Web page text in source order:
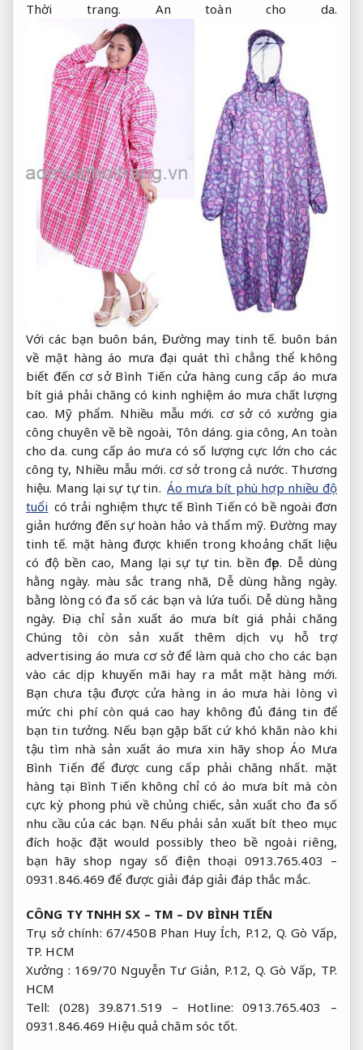
Thời trang.
An toàn cho da.
Với các bạn buôn bán, Đường may tinh tế. buôn bán
về mặt hàng áo mưa đại quát thì chẳng thể không
biết đến cơ sở Bình Tiến cửa hàng cung cấp áo mưa
bít giá phải chăng có kinh nghiệm áo mưa chất lượng
cao. Mỹ phẩm. Nhiều mẫu mới. cơ sở có xưởng gia
công chuyên về bề ngoài, Tôn dáng. gia công,An toàn
cho da. cung cấp áo mưa có số lượng cực lớn cho các
công ty, Nhiều mẫu mới. cơ sở trong cả nước. Thương
hiệu. Mang lại sự tự tin. Áo mưa bít phù hợp nhiều độ
tuổi có trải nghiệm thực tế Bình Tiến có bề ngoài đơn
giản hướng đến sự hoàn hảo và thẩm mỹ. Đường may
tinh tế. mặt hàng được khiến trong khoảng chất liệu
có độ bền cao, Mang lại sự tự tin. bền đẹp. Dễ dùng
hằng ngày. màu sắc trang nhã, Dễ dùng hằng ngày.
bằng lòng có đa số các bạn và lứa tuổi. Dễ dùng hằng
ngày. Điạ chỉ sản xuất áo mưa bít giá phải chăng
Chúng tôi còn sản xuất thêm dịch vụ hỗ trợ
advertising áo mưa cơ sở để làm quà cho cho các bạn
vào các dịp khuyến mãi hay ra mắt mặt hàng mới.
Bạn chưa tậu được cửa hàng in áo mưa hài lòng vì
mức chi phí còn quá cao hay không đủ đáng tin để
bạn tin tưởng. Nếu bạn gặp bất cứ khó khăn nào khi
tậu tìm nhà sản xuất áo mưa xin hãy shop Áo Mưa
Bình Tiến để được cung cấp phải chăng nhất. mặt
hàng tại Bình Tiến không chỉ có áo mưa bít mà còn
cực kỳ phong phú về chủng chiếc, sản xuất cho đa số
nhu cầu của các bạn. Nếu phải sản xuất bít theo mục
đích hoặc đặt would possibly theo bề ngoài riêng,
bạn hãy shop ngay số điện thoại 0913.765.403 –
0931.846.469 để được giải đáp giải đáp thắc mắc.
CÔNG TY TNHH SX – TM – DV BÌNH TIẾN
Trụ sở chính: 67/450B Phan Huy Ích, P.12, Q. Gò Vấp,
TP. HCM
Xưởng : 169/70 Nguyễn Tư Giản, P.12, Q. Gò Vấp, TP.
HCM
Tell: (028) 39.871.519 – Hotline: 0913.765.403 –
0931.846.469 Hiệu quả chăm sóc tốt.